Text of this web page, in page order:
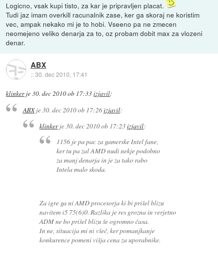
Logicno, vsak kupi tisto, za kar je pripravljen placat.
Tudi jaz imam overkill racunalnik zase, ker ga skoraj ne koristim
vec, ampak nekako mi je to hobi. Vseeno pa ne zmecen
neomejeno veliko denarja za to, oz probam dobit max za vlozeni
denar.
ABX
::30. dec 2010, 17:41
klinkerje30. dec 2010 ob 17:33izjavil:
ABXje30. dec 2010 ob 17:26izjavil:
klinkerje30. dec 2010 ob 17:23izjavil:
1156 je pa pac za gamerske Intel fane,
ker tu pa zal AMD nudi nekje podobno
za manj denarja in je za tako rabo
Intela malo skoda.
Za igre ga ni AMD procesorja ki bi prišel blizu
navitem i5 75(6)0. Razlika je res grozna in verjetno
ADM ne bo prišel blizu še ogromno časa.
In ne, situacija mi ni všeč, ker pomanjkanje
konkurence pomeni višja cena za uporabnike.